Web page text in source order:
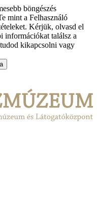
böngészés
mint a Felhasználó
Kérjük, olvasd el
információkat találsz a
kikapcsolni vagy